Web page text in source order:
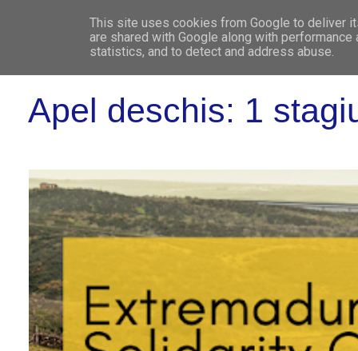
WHO
Apel deschis: 1
This site uses cookies from Google to deliver
are shared with Google along with
statistics, and to detect and address abuse.